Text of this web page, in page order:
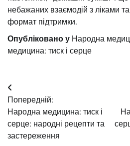
небажаних взаємодій з ліками
формат підтримки.
Опубліковано у Народна
медицина: тиск і серце
Навігація
записів
Попередній:
Народна медицина: тиск і
серце: народні рецепти та
застереження